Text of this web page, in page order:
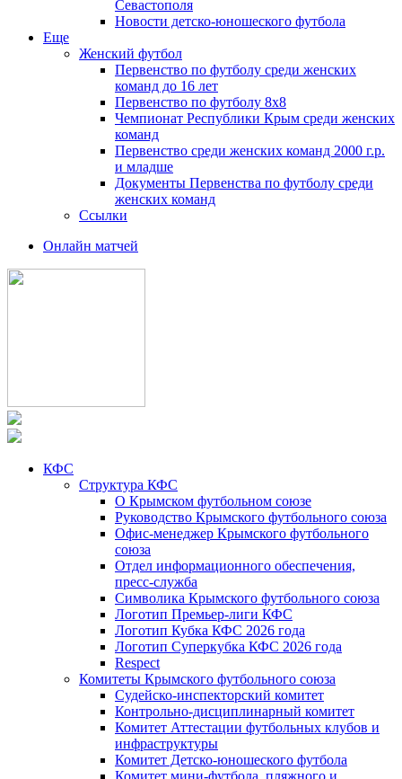
Севастополя
Новости детско-юношеского футбола
Еще
Женский футбол
Первенство по футболу среди женских
команд до 16 лет
Первенство по футболу 8х8
Чемпионат Республики Крым среди женских
команд
Первенство среди женских команд 2000 г.р.
и младше
Документы Первенства по футболу среди
женских команд
Ссылки
Онлайн матчей
КФС
Структура КФС
О Крымском футбольном союзе
Руководство Крымского футбольного союза
Офис-менеджер Крымского футбольного
союза
Отдел информационного обеспечения,
пресс-служба
Символика Крымского футбольного союза
Логотип Премьер-лиги КФС
Логотип Кубка КФС 2026 года
Логотип Суперкубка КФС 2026 года
Respect
Комитеты Крымского футбольного союза
Судейско-инспекторский комитет
Контрольно-дисциплинарный комитет
Комитет Аттестации футбольных клубов и
инфраструктуры
Комитет Детско-юношеского футбола
Комитет мини-футбола, пляжного и